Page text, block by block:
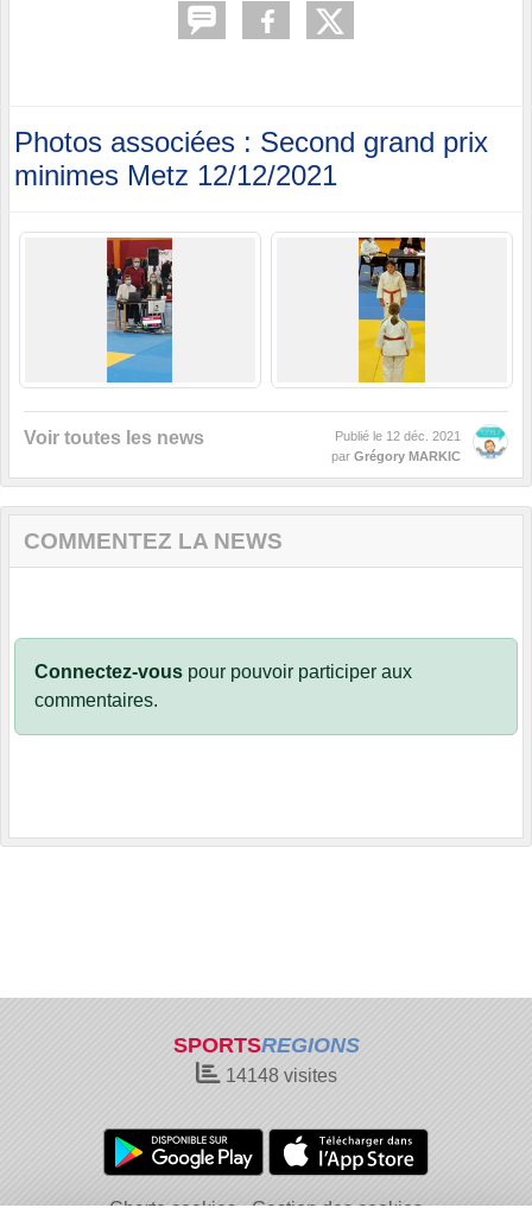
Photos associées : Second grand prix
minimes Metz 12/12/2021
Voir toutes les news Publié le 12 déc. 2021
par Grégory MARKIC
COMMENTEZ LA NEWS
Connectez-vous pour pouvoir participer aux
commentaires.
SPORTSREGIONS
14148visites